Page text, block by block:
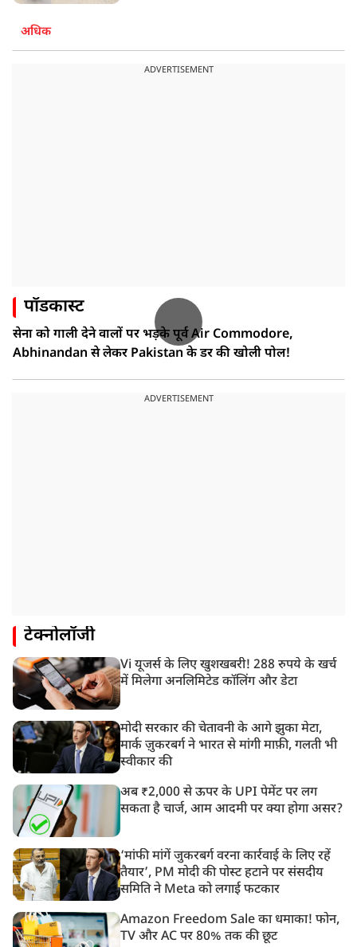
अधिक
ADVERTISEMENT
पॉडकास्ट
सेना को गाली देने वालों पर भड़के पूर्व Air Commodore,
Abhinandan से लेकर Pakistan के डर की खोली पोल!
ADVERTISEMENT
टेक्नोलॉजी
Vi यूजर्स के लिए खुशखबरी! 288 रुपये के खर्च
में मिलेगा अनलिमिटेड कॉलिंग और डेटा
मोदी सरकार की चेतावनी के आगे झुका मेटा,
मार्क ज़ुकरबर्ग ने भारत से मांगी माफ़ी, गलती भी
स्वीकार की
अब ₹2,000 से ऊपर के UPI पेमेंट पर लग
सकता है चार्ज, आम आदमी पर क्या होगा असर?
‘मांफी मांगें जुकरबर्ग वरना कार्रवाई के लिए रहें
तैयार’, PM मोदी की पोस्ट हटाने पर संसदीय
समिति ने Meta को लगाई फटकार
Amazon Freedom Sale का धमाका! फोन,
TV और AC पर 80% तक की छूट